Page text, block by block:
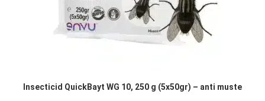
Insecticid QuickBayt WG 10, 250 g (5x50gr) – anti muste